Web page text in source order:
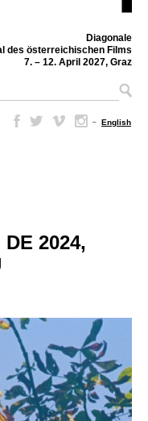
Diagonale
des österreichischen Films
7. – 12. April 2027, Graz
– English
2024,